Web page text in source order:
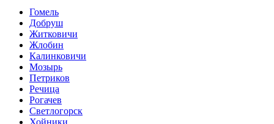
Гомель
Добруш
Житковичи
Жлобин
Калинковичи
Мозырь
Петриков
Речица
Рогачев
Светлогорск
Хойники